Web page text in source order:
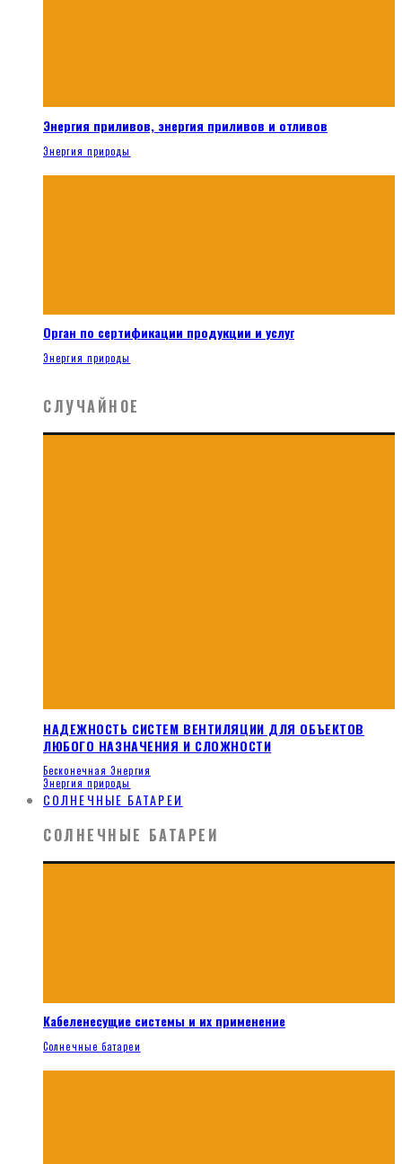
Энергия приливов, энергия приливов и отливов
Энергия природы
Орган по сертификации продукции и услуг
Энергия природы
СЛУЧАЙНОЕ
НАДЕЖНОСТЬ СИСТЕМ ВЕНТИЛЯЦИИ ДЛЯ ОБЪЕКТОВ
ЛЮБОГО НАЗНАЧЕНИЯ И СЛОЖНОСТИ
Бесконечная Энергия
Энергия природы
СОЛНЕЧНЫЕ БАТАРЕИ
СОЛНЕЧНЫЕ БАТАРЕИ
Кабеленесущие системы и их применение
Солнечные батареи